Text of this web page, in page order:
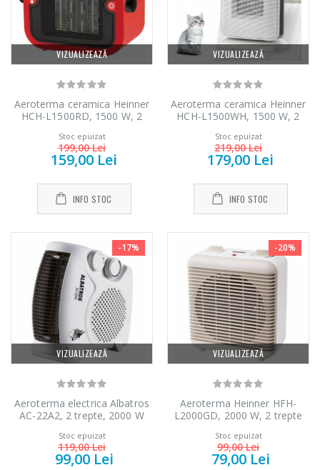
VIZUALIZEAZĂ
Aeroterma ceramica Heinner
HCH-L1500RD, 1500 W, 2
reglabil, Rosu
Stoc epuizat
199,00 Lei
159,00 Lei
INFO STOC
VIZUALIZEAZĂ
Aeroterma ceramica Heinner
HCH-L1500WH, 1500 W, 2
reglabil, Alb
Stoc epuizat
219,00 Lei
179,00 Lei
INFO STOC
VIZUALIZEAZĂ
-17%
Aeroterma electrica Albatros
AC-22A2, 2 trepte, 2000 W
Stoc epuizat
119,00 Lei
99,00 Lei
VIZUALIZEAZĂ
-20%
Aeroterma Heinner HFH-
L2000GD, 2000 W, 2 trepte
Alb/Auriu
Stoc epuizat
99,00 Lei
79,00 Lei
-25%
cu filtru ...
89,00 Lei
Heinner HHB-
DC1000SSBK ...
139,00 Lei